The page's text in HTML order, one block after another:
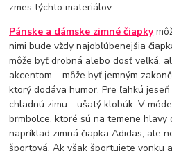
zmes týchto materiálov.
Pánske a dámske zimné čiapky
nimi bude vždy najobľúbenejšia
môže byť drobná alebo dosť veľká,
akcentom – môže byť jemným
ktorý dodáva humor. Pre ľahkú
chladnú zimu - ušatý klobúk. V
brmbolce, ktoré sú na temene
napríklad zimná čiapka Adidas, ale
športová. Ak však športujete vonku